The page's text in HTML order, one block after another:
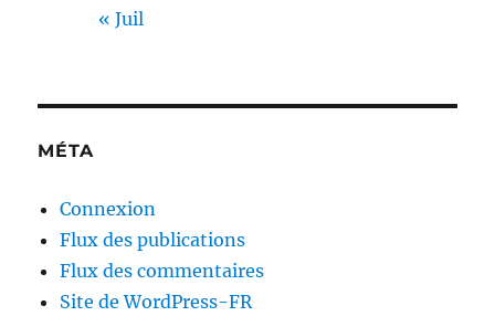
« Juil
MÉTA
Connexion
Flux des publications
Flux des commentaires
Site de WordPress-FR